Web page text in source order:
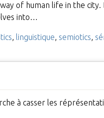
of human life in the city.
into…
, linguistique, semiotics,
à casser les